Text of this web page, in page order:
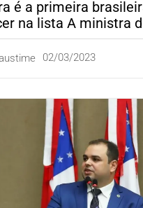
02/03/2023
é a primeira
na lista A ministra